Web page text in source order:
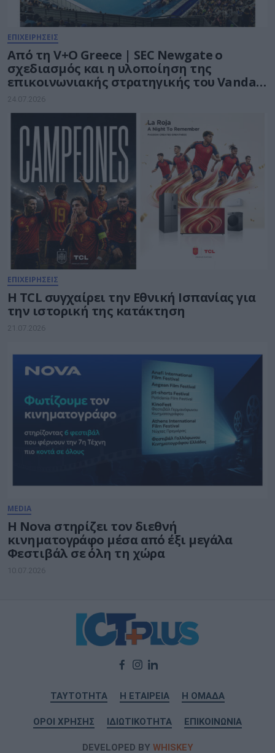
ΕΠΙΧΕΙΡΗΣΕΙΣ
Από τη V+O Greece | SEC Newgate ο
σχεδιασμός και η υλοποίηση της
επικοινωνιακής στρατηγικής του Vanda
Pharmaceuticals Athens Open WTA 250
24.07.2026
ΕΠΙΧΕΙΡΗΣΕΙΣ
Η TCL συγχαίρει την Εθνική Ισπανίας για
την ιστορική της κατάκτηση
21.07.2026
MEDIA
Η Nova στηρίζει τον διεθνή
κινηματογράφο μέσα από έξι μεγάλα
Φεστιβάλ σε όλη τη χώρα
10.07.2026
ΤΑΥΤΟΤΗΤΑ Η ΕΤΑΙΡΕΙΑ Η ΟΜΑΔΑ
ΟΡΟΙ ΧΡΗΣΗΣ ΙΔΙΩΤΙΚΟΤΗΤΑ ΕΠΙΚΟΙΝΩΝΙΑ
DEVELOPED BY WHISKEY